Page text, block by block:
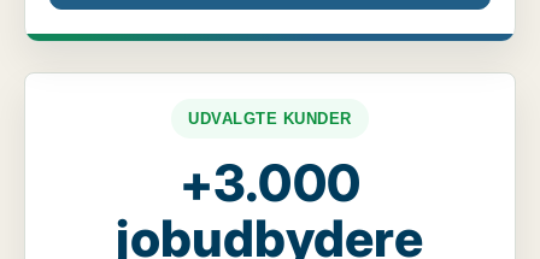
UDVALGTE KUNDER
+3.000
jobudbydere